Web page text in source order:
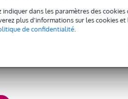
indiquer dans les paramètres des
plus d'informations sur les cookies
de confidentialité.